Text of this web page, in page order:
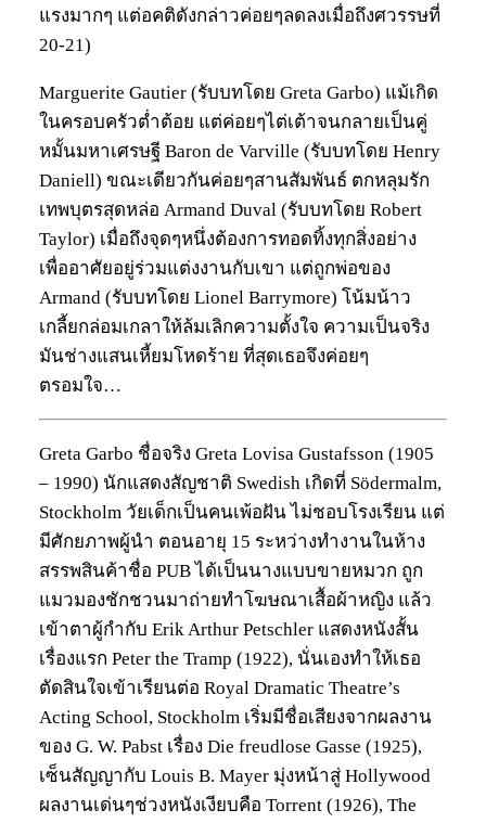
แรงมากๆ แต่อคติดังกล่าวค่อยๆลดลงเมื่อถึงศวรรษที่
20-21)
Marguerite Gautier (รับบทโดย Greta Garbo) แม้เกิด
ในครอบครัวต่ำต้อย แต่ค่อยๆไต่เต้าจนกลายเป็นคู่
หมั้นมหาเศรษฐี Baron de Varville (รับบทโดย Henry
Daniell) ขณะเดียวกันค่อยๆสานสัมพันธ์ ตกหลุมรัก
เทพบุตรสุดหล่อ Armand Duval (รับบทโดย Robert
Taylor) เมื่อถึงจุดๆหนึ่งต้องการทอดทิ้งทุกสิ่งอย่าง
เพื่ออาศัยอยู่ร่วมแต่งงานกับเขา แต่ถูกพ่อของ
Armand (รับบทโดย Lionel Barrymore) โน้มน้าว
เกลี้ยกล่อมเกลาให้ล้มเลิกความตั้งใจ ความเป็นจริง
มันช่างแสนเหี้ยมโหดร้าย ที่สุดเธอจึงค่อยๆ
ตรอมใจ…
Greta Garbo ชื่อจริง Greta Lovisa Gustafsson (1905
– 1990) นักแสดงสัญชาติ Swedish เกิดที่ Södermalm,
Stockholm วัยเด็กเป็นคนเพ้อฝัน ไม่ชอบโรงเรียน แต่
มีศักยภาพผู้นำ ตอนอายุ 15 ระหว่างทำงานในห้าง
สรรพสินค้าชื่อ PUB ได้เป็นนางแบบขายหมวก ถูก
แมวมองชักชวนมาถ่ายทำโฆษณาเสื้อผ้าหญิง แล้ว
เข้าตาผู้กำกับ Erik Arthur Petschler แสดงหนังสั้น
เรื่องแรก Peter the Tramp (1922), นั่นเองทำให้เธอ
ตัดสินใจเข้าเรียนต่อ Royal Dramatic Theatre’s
Acting School, Stockholm เริ่มมีชื่อเสียงจากผลงาน
ของ G. W. Pabst เรื่อง Die freudlose Gasse (1925),
เซ็นสัญญากับ Louis B. Mayer มุ่งหน้าสู่ Hollywood
ผลงานเด่นๆช่วงหนังเงียบคือ Torrent (1926), The